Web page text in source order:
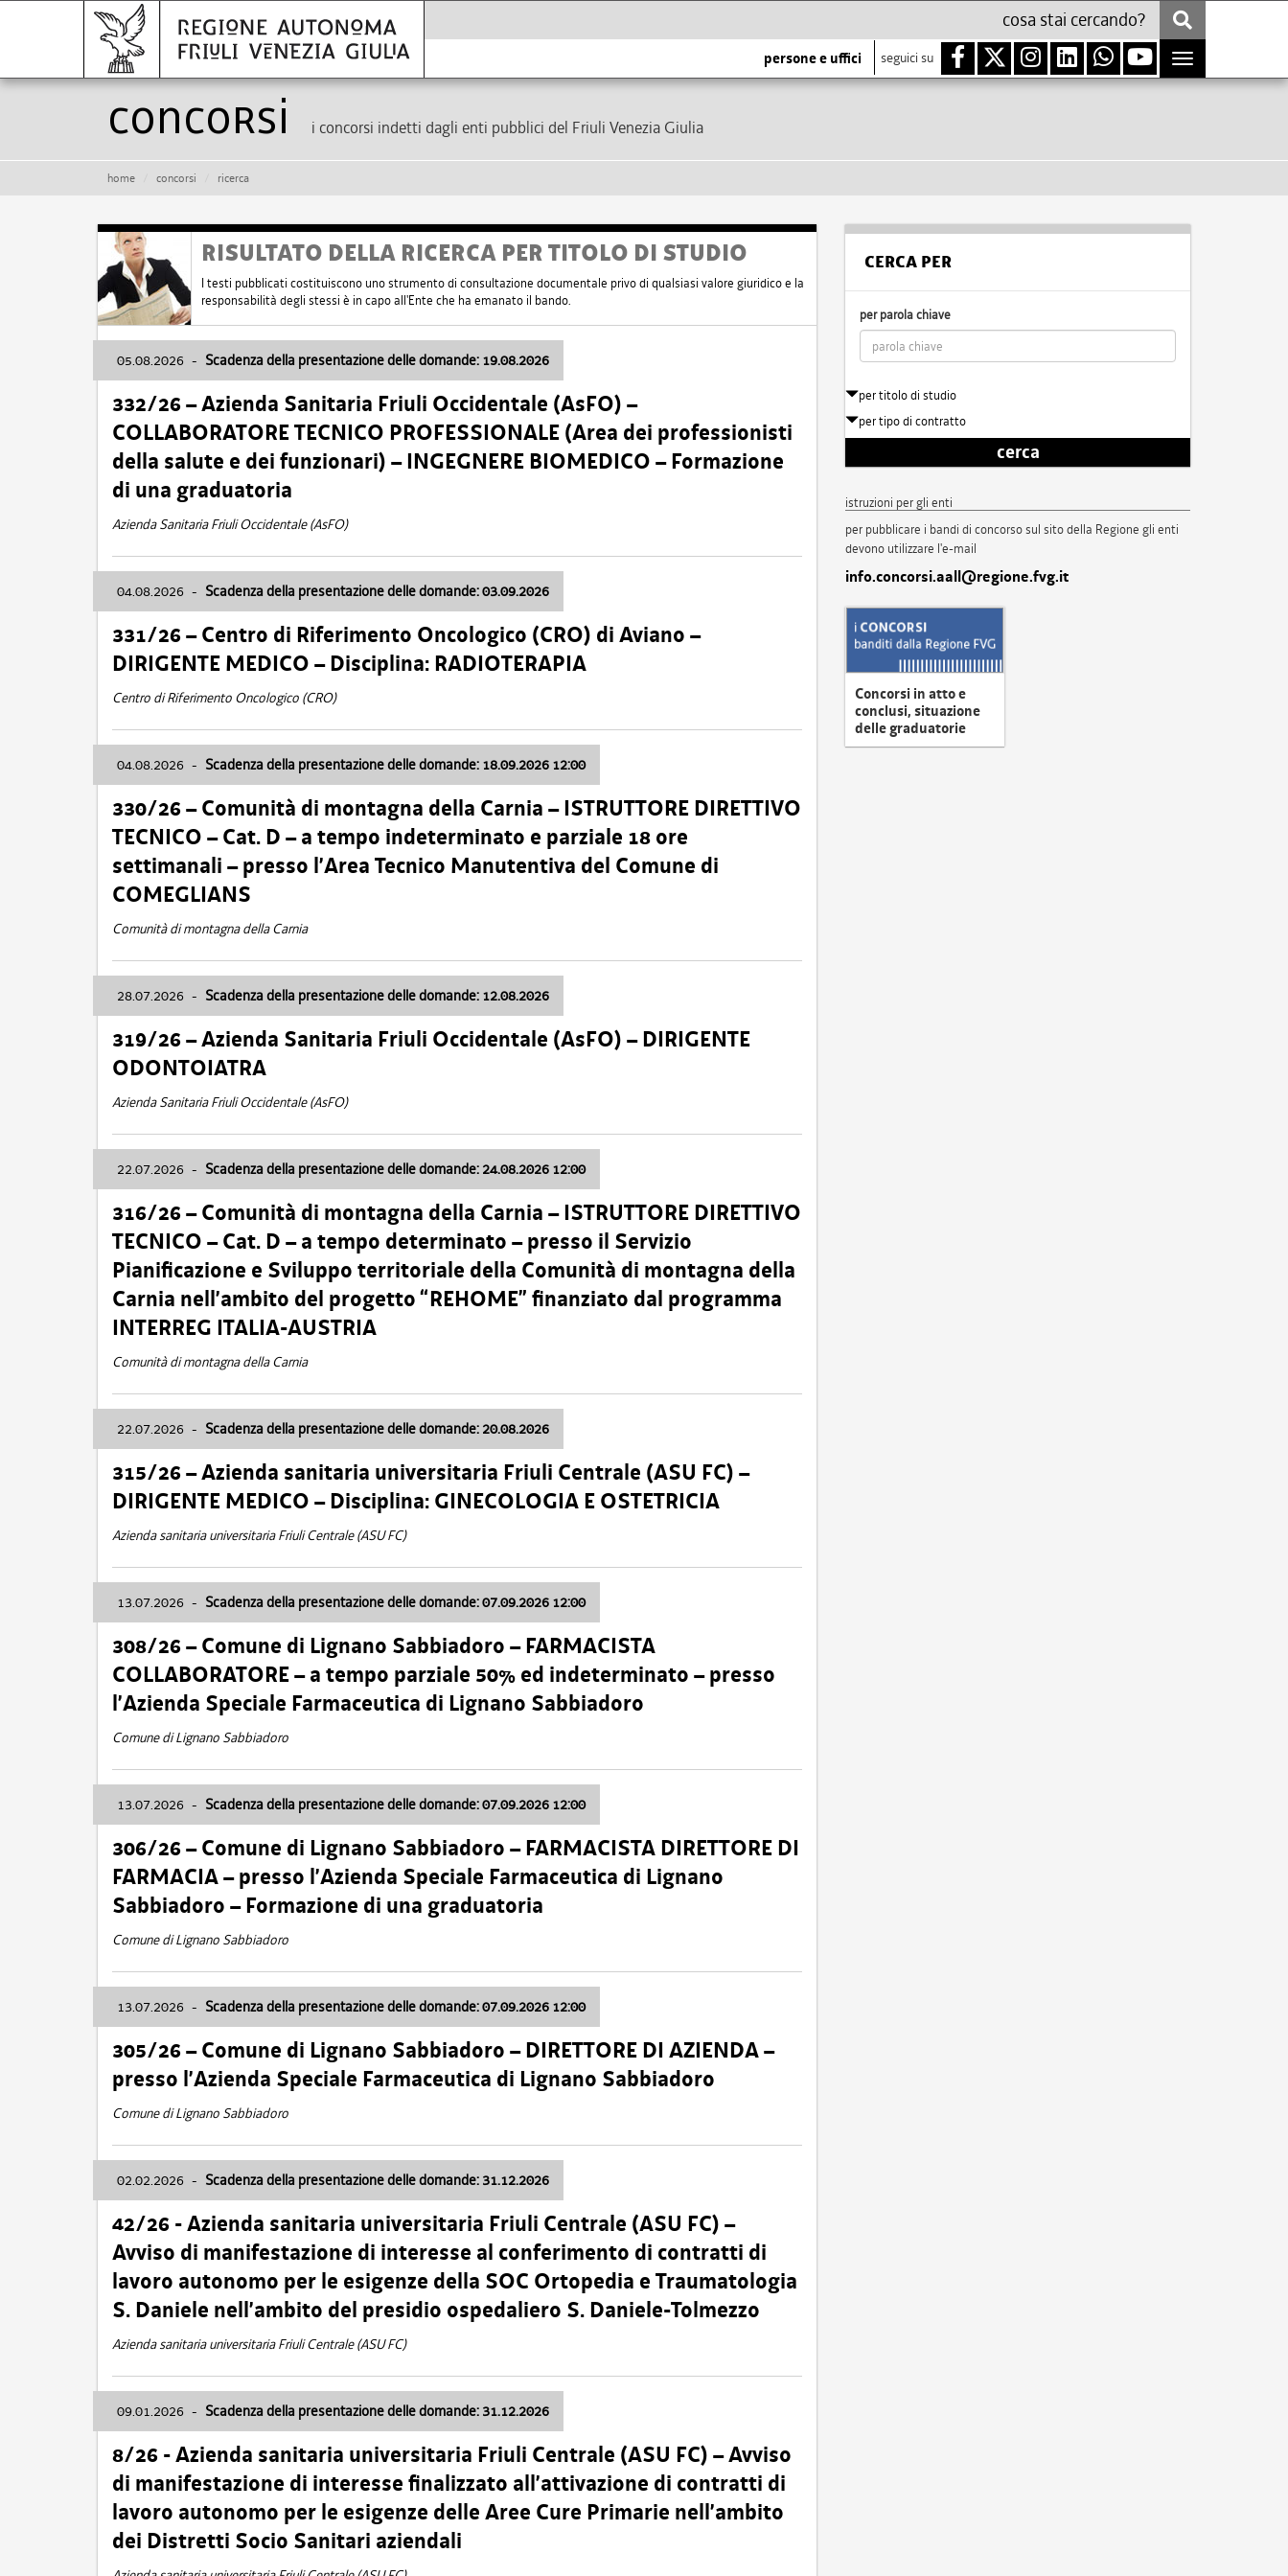
persone e uffici seguici su
Toggle
navigation
Concorsi i concorsi indetti dagli enti pubblici del Friuli Venezia Giulia
home concorsi ricerca
RISULTATO DELLA RICERCA PER TITOLO DI STUDIO
I testi pubblicati costituiscono uno strumento di consultazione documentale privo di qualsiasi valore giuridico e la
responsabilità degli stessi è in capo all'Ente che ha emanato il bando.
05.08.2026 - Scadenza della presentazione delle domande: 19.08.2026
332/26 – Azienda Sanitaria Friuli Occidentale (AsFO) –
COLLABORATORE TECNICO PROFESSIONALE (Area dei professionisti
della salute e dei funzionari) – INGEGNERE BIOMEDICO – Formazione
di una graduatoria
Azienda Sanitaria Friuli Occidentale (AsFO)
04.08.2026 - Scadenza della presentazione delle domande: 03.09.2026
331/26 – Centro di Riferimento Oncologico (CRO) di Aviano –
DIRIGENTE MEDICO – Disciplina: RADIOTERAPIA
Centro di Riferimento Oncologico (CRO)
04.08.2026 - Scadenza della presentazione delle domande: 18.09.2026 12:00
330/26 – Comunità di montagna della Carnia – ISTRUTTORE DIRETTIVO
TECNICO – Cat. D – a tempo indeterminato e parziale 18 ore
settimanali – presso l’Area Tecnico Manutentiva del Comune di
COMEGLIANS
Comunità di montagna della Carnia
28.07.2026 - Scadenza della presentazione delle domande: 12.08.2026
319/26 – Azienda Sanitaria Friuli Occidentale (AsFO) – DIRIGENTE
ODONTOIATRA
Azienda Sanitaria Friuli Occidentale (AsFO)
22.07.2026 - Scadenza della presentazione delle domande: 24.08.2026 12:00
316/26 – Comunità di montagna della Carnia – ISTRUTTORE DIRETTIVO
TECNICO – Cat. D – a tempo determinato – presso il Servizio
Pianificazione e Sviluppo territoriale della Comunità di montagna della
Carnia nell’ambito del progetto “REHOME” finanziato dal programma
INTERREG ITALIA-AUSTRIA
Comunità di montagna della Carnia
22.07.2026 - Scadenza della presentazione delle domande: 20.08.2026
315/26 – Azienda sanitaria universitaria Friuli Centrale (ASU FC) –
DIRIGENTE MEDICO – Disciplina: GINECOLOGIA E OSTETRICIA
Azienda sanitaria universitaria Friuli Centrale (ASU FC)
13.07.2026 - Scadenza della presentazione delle domande: 07.09.2026 12:00
308/26 – Comune di Lignano Sabbiadoro – FARMACISTA
COLLABORATORE – a tempo parziale 50% ed indeterminato – presso
l’Azienda Speciale Farmaceutica di Lignano Sabbiadoro
Comune di Lignano Sabbiadoro
13.07.2026 - Scadenza della presentazione delle domande: 07.09.2026 12:00
306/26 – Comune di Lignano Sabbiadoro – FARMACISTA DIRETTORE DI
FARMACIA – presso l’Azienda Speciale Farmaceutica di Lignano
Sabbiadoro – Formazione di una graduatoria
Comune di Lignano Sabbiadoro
13.07.2026 - Scadenza della presentazione delle domande: 07.09.2026 12:00
305/26 – Comune di Lignano Sabbiadoro – DIRETTORE DI AZIENDA –
presso l’Azienda Speciale Farmaceutica di Lignano Sabbiadoro
Comune di Lignano Sabbiadoro
02.02.2026 - Scadenza della presentazione delle domande: 31.12.2026
42/26 - Azienda sanitaria universitaria Friuli Centrale (ASU FC) –
Avviso di manifestazione di interesse al conferimento di contratti di
lavoro autonomo per le esigenze della SOC Ortopedia e Traumatologia
S. Daniele nell’ambito del presidio ospedaliero S. Daniele-Tolmezzo
Azienda sanitaria universitaria Friuli Centrale (ASU FC)
09.01.2026 - Scadenza della presentazione delle domande: 31.12.2026
8/26 - Azienda sanitaria universitaria Friuli Centrale (ASU FC) – Avviso
di manifestazione di interesse finalizzato all’attivazione di contratti di
lavoro autonomo per le esigenze delle Aree Cure Primarie nell’ambito
dei Distretti Socio Sanitari aziendali
CERCA PER
per parola chiave
per titolo di studio
per tipo di contratto
cerca
istruzioni per gli enti
per pubblicare i bandi di concorso sul sito della Regione gli enti
devono utilizzare l'e-mail
info.concorsi.aall@regione.fvg.it
Concorsi in atto e
conclusi, situazione
delle graduatorie